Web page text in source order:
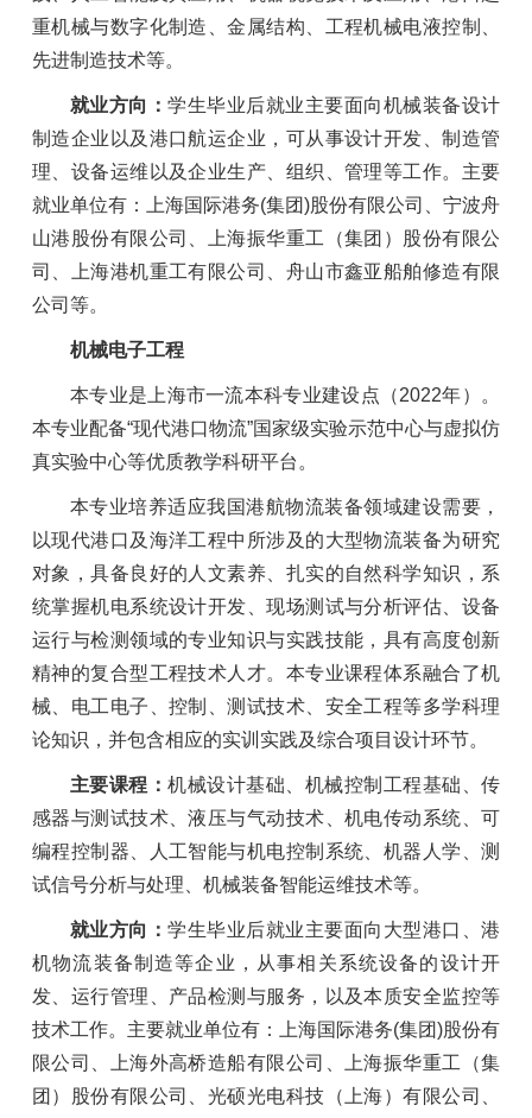
重机械与数字化制造、金属结构、工程机械电液控制、
先进制造技术等。
就业方向：学生毕业后就业主要面向机械装备设计
制造企业以及港口航运企业，可从事设计开发、制造管
理、设备运维以及企业生产、组织、管理等工作。主要
就业单位有：上海国际港务(集团)股份有限公司、宁波舟
山港股份有限公司、上海振华重工（集团）股份有限公
司、上海港机重工有限公司、舟山市鑫亚船舶修造有限
公司等。
机械电子工程
本专业是上海市一流本科专业建设点 （2022年）。
本专业配备“现代港口物流”国家级实验示范中心与虚拟仿
真实验中心等优质教学科研平台。
本专业培养适应我国港航物流装备领域建设需要，
以现代港口及海洋工程中所涉及的大型物流装备为研究
对象，具备良好的人文素养、扎实的自然科学知识，系
统掌握机电系统设计开发、现场测试与分析评估、设备
运行与检测领域的专业知识与实践技能，具有高度创新
精神的复合型工程技术人才。本专业课程体系融合了机
械、电工电子、控制、测试技术、安全工程等多学科理
论知识，并包含相应的实训实践及综合项目设计环节。
主要课程：机械设计基础、机械控制工程基础、传
感器与测试技术、液压与气动技术、机电传动系统、可
编程控制器、人工智能与机电控制系统、机器人学、测
试信号分析与处理、机械装备智能运维技术等。
就业方向：学生毕业后就业主要面向大型港口、港
机物流装备制造等企业，从事相关系统设备的设计开
发、运行管理、产品检测与服务，以及本质安全监控等
技术工作。主要就业单位有：上海国际港务(集团)股份有
限公司、上海外高桥造船有限公司、上海振华重工（集
团）股份有限公司、光硕光电科技（上海）有限公司、